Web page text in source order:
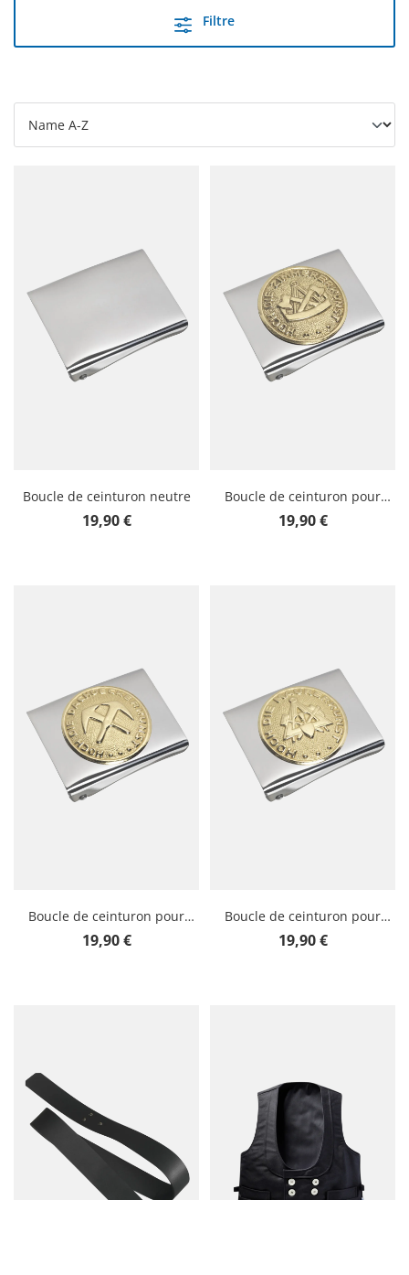
Filtre
Boucle de ceinturon neutre
Prix régulier :
19,90 €
Boucle de ceinturon pour
charpentier
Prix régulier :
19,90 €
Boucle de ceinturon pour
couvreur
Prix régulier :
19,90 €
Boucle de ceinturon pour
maçon
Prix régulier :
19,90 €